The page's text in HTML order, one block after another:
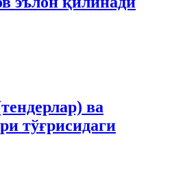
ва
тўғрисидаги